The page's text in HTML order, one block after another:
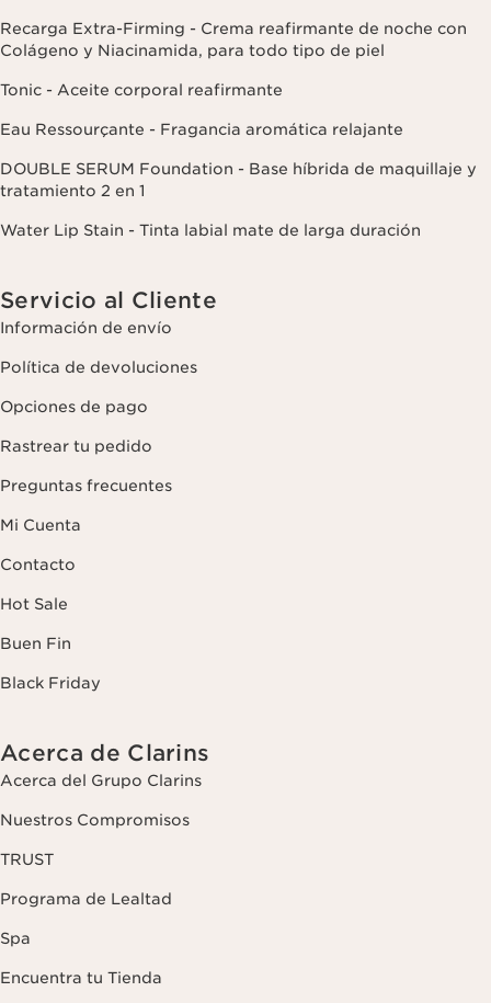
Recarga Extra-Firming - Crema reafirmante de noche con
Colágeno y Niacinamida, para todo tipo de piel
Tonic - Aceite corporal reafirmante
Eau Ressourçante - Fragancia aromática relajante
DOUBLE SERUM Foundation - Base híbrida de maquillaje y
tratamiento 2 en 1
Water Lip Stain - Tinta labial mate de larga duración
Servicio al Cliente
Información de envío
Política de devoluciones
Opciones de pago
Rastrear tu pedido
Preguntas frecuentes
Mi Cuenta
Contacto
Hot Sale
Buen Fin
Black Friday
Acerca de Clarins
Acerca del Grupo Clarins
Nuestros Compromisos
TRUST
Programa de Lealtad
Spa
Encuentra tu Tienda